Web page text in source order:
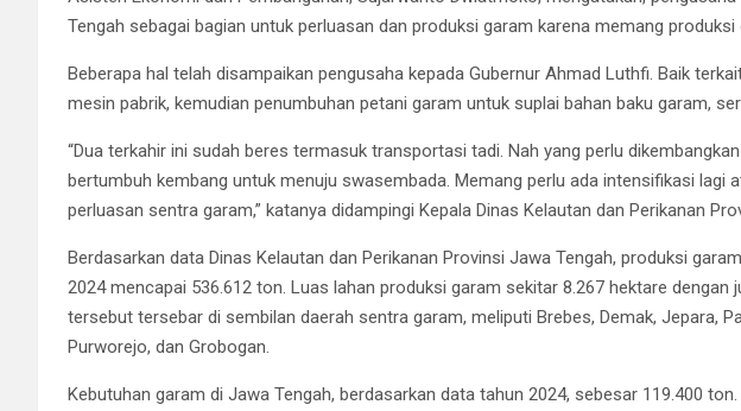
Tengah sebagai bagian untuk perluasan dan produksi garam karena memang
Beberapa hal telah disampaikan pengusaha kepada Gubernur Ahmad Luthfi. Baik
mesin pabrik, kemudian penumbuhan petani garam untuk suplai bahan baku garam,
“Dua terkahir ini sudah beres termasuk transportasi tadi. Nah yang perlu
bertumbuh kembang untuk menuju swasembada. Memang perlu ada intensifikasi lagi
perluasan sentra garam,” katanya didampingi Kepala Dinas Kelautan dan Perikanan
Berdasarkan data Dinas Kelautan dan Perikanan Provinsi Jawa Tengah, produksi
2024 mencapai 536.612 ton. Luas lahan produksi garam sekitar 8.267 hektare dengan
tersebut tersebar di sembilan daerah sentra garam, meliputi Brebes, Demak, Jepara,
Purworejo, dan Grobogan.
Kebutuhan garam di Jawa Tengah, berdasarkan data tahun 2024, sebesar 119.400